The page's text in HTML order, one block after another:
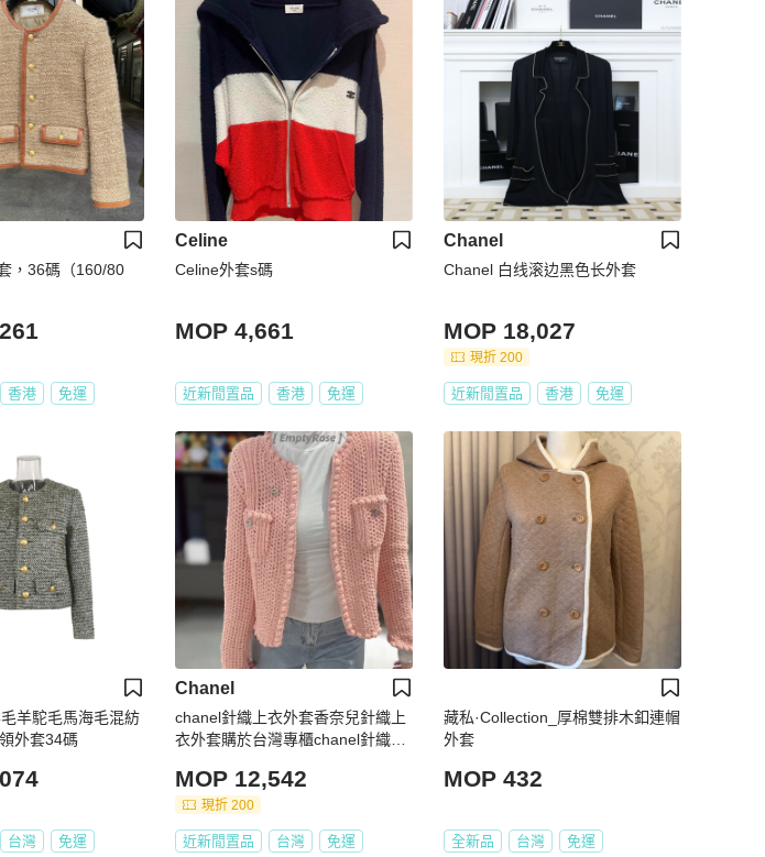
，36碼（160/80
香港 免運
Celine
Celine外套s碼
MOP 4,661
近新閒置品 香港 免運
Chanel
Chanel 白线滚边黑色长外套
MOP 18,027
現折 200
近新閒置品 香港 免運
羊駝毛馬海毛混紡
外套34碼
台灣 免運
Chanel
chanel針織上衣外套香奈兒針織上
衣外套購於台灣專櫃chanel針織上
MOP 12,542
現折 200
近新閒置品 台灣 免運
藏私·Collection_厚棉雙排木釦連帽
外套
MOP 432
全新品 台灣 免運